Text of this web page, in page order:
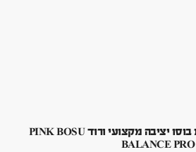
בוסו חצי כדור 63 סמ בוסו יציבה מקצועי ורוד PINK BOSU
BALANCE PRO